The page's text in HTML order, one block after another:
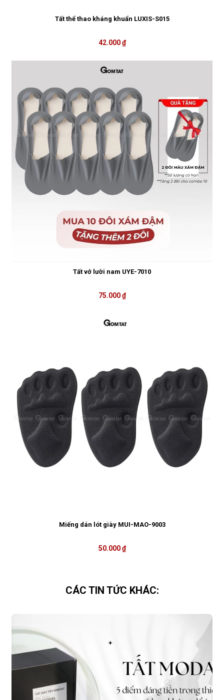
Tất thể thao kháng khuẩn LUXIS-S015
42.000 ₫
Tất vớ lười nam UYE-7010
75.000 ₫
Miếng dán lót giày MUI-MAO-9003
50.000 ₫
CÁC TIN TỨC KHÁC: